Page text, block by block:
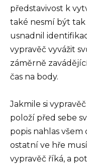
představivost k
také nesmí být tak
usnadnil
vypravěč vyvážit
záměrně
čas na body.
Jakmile si
položí před sebe
popis nahlas
ostatní ve hře
vypravěč říká, a